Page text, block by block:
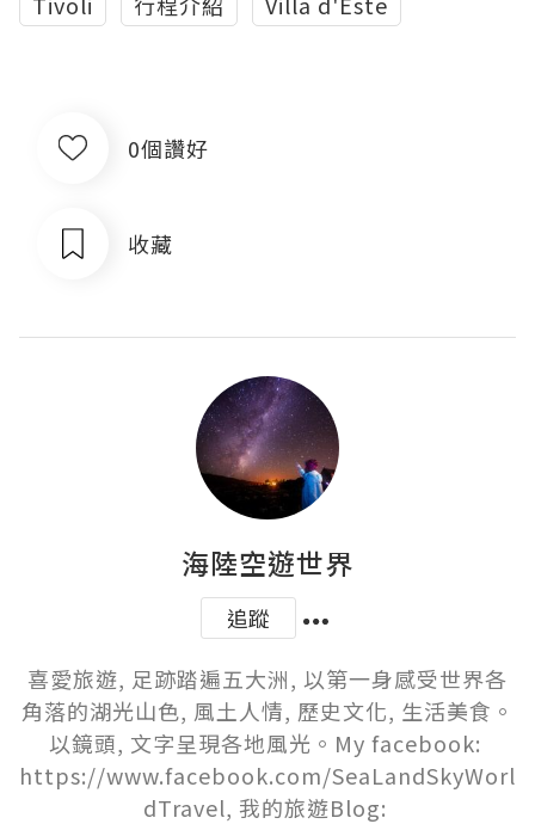
0個讚好
收藏
海陸空遊世界
追蹤
喜愛旅遊, 足跡踏遍五大洲, 以第一身感受世界各
角落的湖光山色, 風土人情, 歷史文化, 生活美食。
以鏡頭, 文字呈現各地風光。My facebook:
https://www.facebook.com/SeaLandSkyWorl
dTravel, 我的旅遊Blog: